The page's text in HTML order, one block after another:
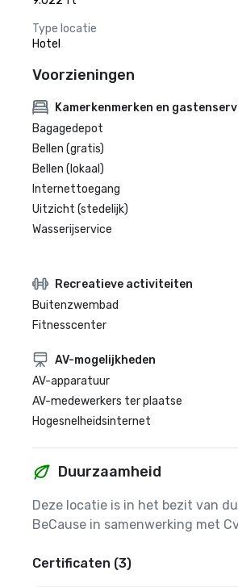
Type locatie
Hotel
Voorzieningen
Kamerkenmerken en
Bagagedepot
Bellen (gratis)
Bellen (lokaal)
Internettoegang
Uitzicht (stedelijk)
Wasserijservice
Recreatieve activiteiten
Buitenzwembad
Fitnesscenter
AV-mogelijkheden
AV-apparatuur
AV-medewerkers ter plaatse
Hogesnelheidsinternet
Duurzaamheid
Deze locatie is in het bezit van
BeCause in samenwerking met
Certificaten (3)